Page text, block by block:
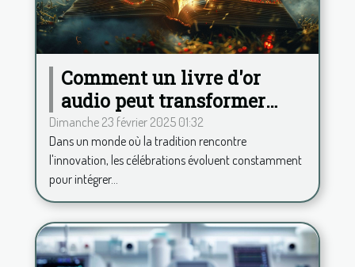
Comment un livre d'or
audio peut transformer
votre célébration
Dimanche 23 février 2025 01:32
Dans un monde où la tradition rencontre
l'innovation, les célébrations évoluent constamment
pour intégrer...